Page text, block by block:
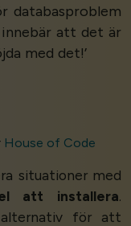
databasproblem
att det är
med det!’
House of Code
situationer med
att installera.
alternativ för att